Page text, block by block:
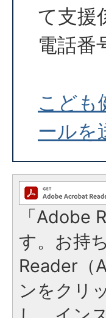
て支援
電話
こども
ールを
「Adobe
す。お持
Reader（
ンをクリ